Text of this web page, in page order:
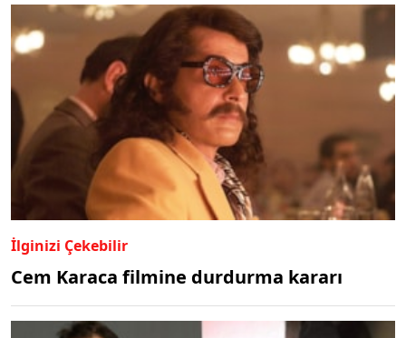
İlginizi Çekebilir
Cem Karaca filmine durdurma kararı